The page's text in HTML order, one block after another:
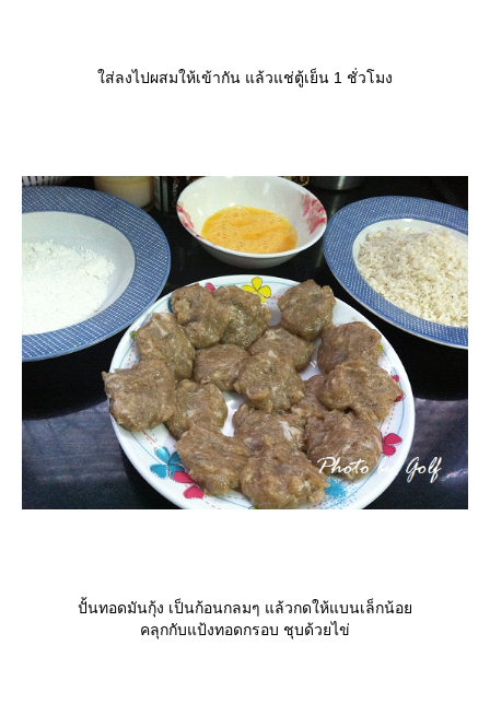
ส่ลงไปผสมให้เข้ากัน แล้วแช่ตู้เย็น 1 ชั่วโมง
ปั้นทอดมันกุ้ง เป็นก้อนกลมๆ แล้วกดให้แบนเล็กน้อ
คลุกกับแป้งทอดกรอบ ชุบด้วยไข่